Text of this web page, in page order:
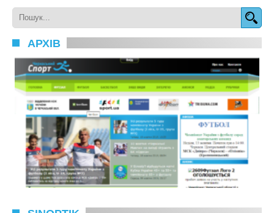
АРХІВ